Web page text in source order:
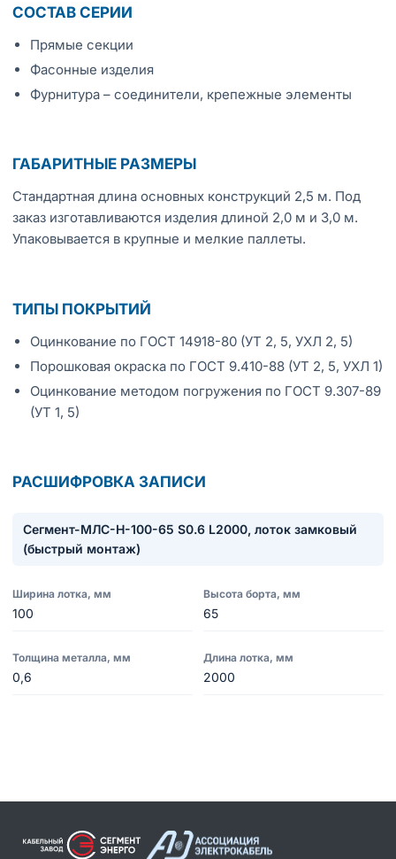
СОСТАВ СЕРИИ
Прямые секции
Фасонные изделия
Фурнитура – соединители, крепежные элементы
ГАБАРИТНЫЕ РАЗМЕРЫ
Стандартная длина основных конструкций 2,5 м. Под
заказ изготавливаются изделия длиной 2,0 м и 3,0 м.
Упаковывается в крупные и мелкие паллеты.
ТИПЫ ПОКРЫТИЙ
Оцинкование по ГОСТ 14918-80 (УТ 2, 5, УХЛ 2, 5)
Порошковая окраска по ГОСТ 9.410-88 (УТ 2, 5, УХЛ 1)
Оцинкование методом погружения по ГОСТ 9.307-89
(УТ 1, 5)
РАСШИФРОВКА ЗАПИСИ
Сегмент-МЛC-Н-100-65 S0.6 L2000, лоток замковый
(быстрый монтаж)
Ширина лотка, мм
100
Высота борта, мм
65
Толщина металла, мм
0,6
Длина лотка, мм
2000